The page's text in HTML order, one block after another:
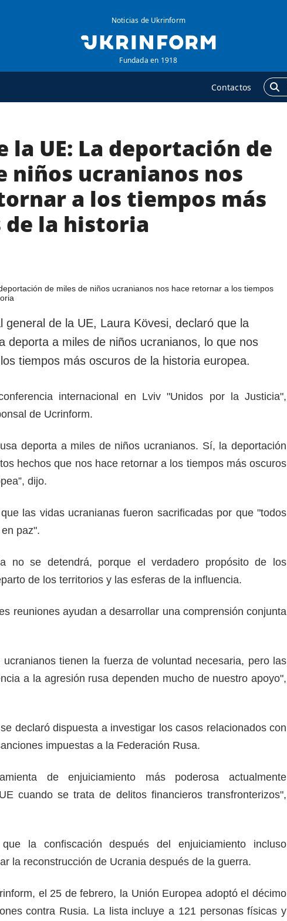
Noticias de Ukrinform
Fundada en 1918
Contactos
AGENCIA
sobre la agencia
contacto
condiciones de
suscripción
servicios
ADICIONAL
Publicaciones
Entrevistas
la UE: La deportación de
niños ucranianos nos
a los tiempos más
de la historia
general de la UE, Laura Kövesi, declaró que la
deporta a miles de niños ucranianos, lo que nos
tiempos más oscuros de la historia europea.
internacional en Lviv "Unidos por la Justicia",
de Ucrinform.
deporta a miles de niños ucranianos. Sí, la deportación
hechos que nos hace retornar a los tiempos más oscuros
dijo.
las vidas ucranianas fueron sacrificadas por que "todos
paz".
no se detendrá, porque el verdadero propósito de los
de los territorios y las esferas de la influencia.
reuniones ayudan a desarrollar una comprensión conjunta
ucranianos tienen la fuerza de voluntad necesaria, pero las
a la agresión rusa dependen mucho de nuestro apoyo",
declaró dispuesta a investigar los casos relacionados con
impuestas a la Federación Rusa.
de enjuiciamiento más poderosa actualmente
cuando se trata de delitos financieros transfronterizos",
la confiscación después del enjuiciamiento incluso
la reconstrucción de Ucrania después de la guerra.
el 25 de febrero, la Unión Europea adoptó el décimo
contra Rusia. La lista incluye a 121 personas físicas y